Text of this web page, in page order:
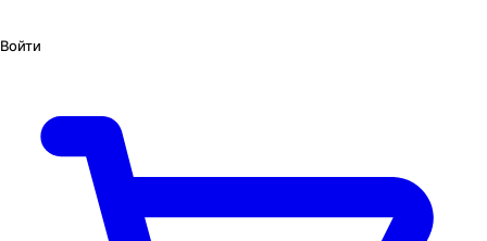
Войти